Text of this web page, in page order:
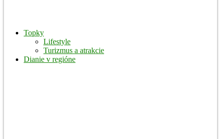
Topky
Lifestyle
Turizmus a atrakcie
Dianie v regióne